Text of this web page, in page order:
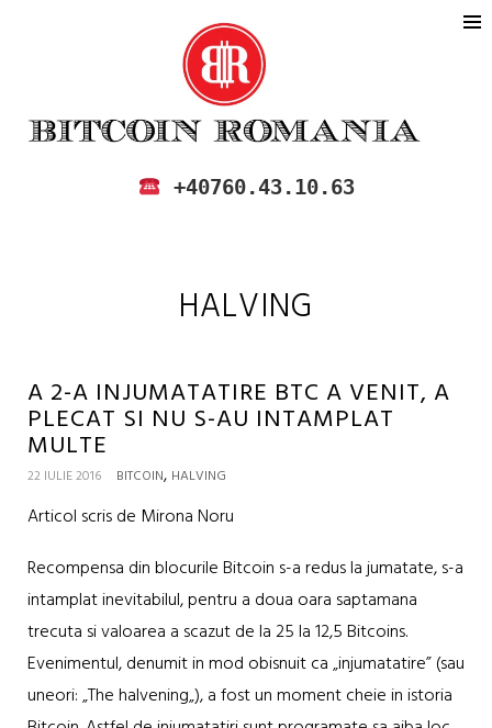
BITCOIN ROMANIA
CUMPARA SI VINDE BITCOIN IN
+40760.43.10.63
HALVING
A 2-A INJUMATATIRE BTC A VENIT, A
PLECAT SI NU S-AU INTAMPLAT
MULTE
22 IULIE 2016 BITCOIN, HALVING
Articol scris de Mirona Noru
Recompensa din blocurile Bitcoin s-a redus la jumatate, s-a
intamplat inevitabilul, pentru a doua oara saptamana
trecuta si valoarea a scazut de la 25 la 12,5 Bitcoins.
Evenimentul, denumit in mod obisnuit ca „injumatatire” (sau
uneori: „The halvening„), a fost un moment cheie in istoria